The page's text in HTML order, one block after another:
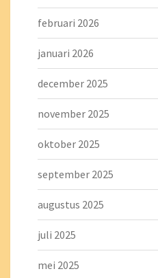
februari 2026
januari 2026
december 2025
november 2025
oktober 2025
september 2025
augustus 2025
juli 2025
mei 2025